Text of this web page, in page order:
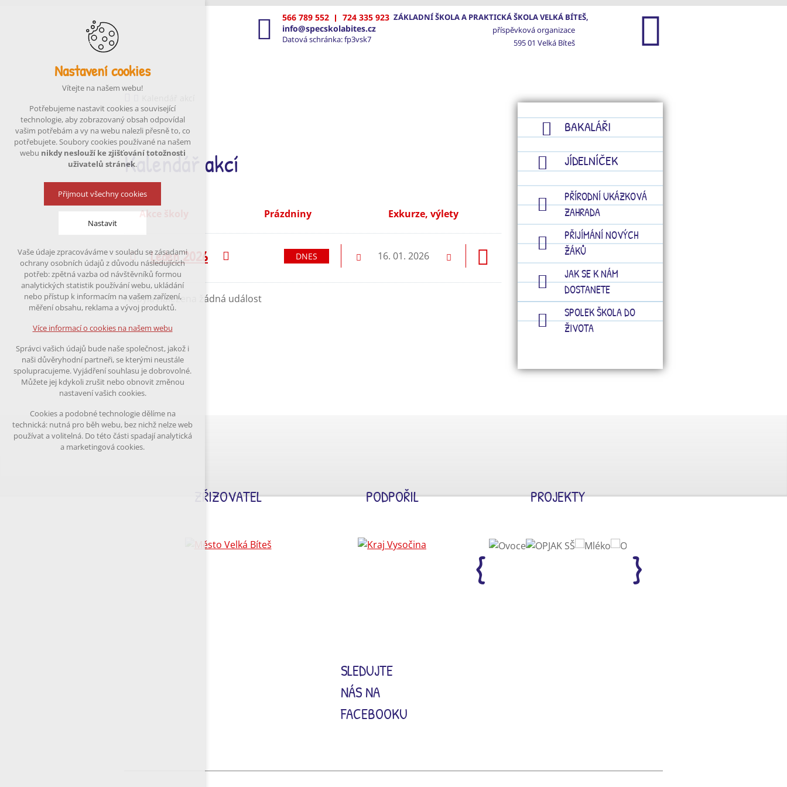
566 789 552
724 335 923
info@specskolabites.cz
Datová schránka: fp3vsk7
ZÁKLADNÍ ŠKOLA A PRAKTICKÁ ŠKOLA VELKÁ BÍTEŠ,
příspěvková organizace
595 01 Velká Bíteš
Kalendář akcí
Akce školy Prázdniny Exkurze, výlety
Předchozí
Leden 2026 DNES Předchozí
16. 01. 2026
Nebyla nalezena žádná událost
BAKALÁŘI
JÍDELNÍČEK
PŘÍRODNÍ UKÁZKOVÁ
ZAHRADA
PŘIJÍMÁNÍ NOVÝCH
ŽÁKŮ
JAK SE K NÁM
DOSTANETE
SPOLEK ŠKOLA DO
ŽIVOTA
ZŘIZOVATEL PODPOŘIL PROJEKTY
SLEDUJTE
NÁS NA
FACEBOOKU
Nastavení cookies
Vítejte na našem webu!
Potřebujeme nastavit cookies a související
technologie, aby zobrazovaný obsah odpovídal
vašim potřebám a vy na webu nalezli přesně to, co
potřebujete. Soubory cookies používané na našem
webu nikdy neslouží ke zjišťování totožnosti
uživatelů stránek.
Přijmout všechny cookies
Nastavit
Technická cookies
nutná pro provozování webu
udržení kontextu stránek (session):
případná přihlášení, volby jazyka, apod.
Volitelná cookies
analytická pro anonymizované vyhodnocení
návštěvnosti
marketingová cookies (Google)
Více informací o cookies na našem webu
Odmítnout vše
Vaše údaje zpracováváme v souladu se zásadami
ochrany osobních údajů z důvodu následujících
potřeb: zpětná vazba od návštěvníků formou
analytických statistik používání webu, ukládání
nebo přístup k informacím na vašem zařízení,
měření obsahu, reklama a vývoj produktů.
Více informací o cookies na našem webu
Správci vašich údajů bude naše společnost, jakož i
naši důvěryhodní partneři, se kterými neustále
spolupracujeme. Vyjádření souhlasu je dobrovolné.
Můžete jej kdykoli zrušit nebo obnovit změnou
nastavení vašich cookies.
Cookies a podobné technologie dělíme na
technická: nutná pro běh webu, bez nichž nelze web
používat a volitelná. Do této části spadají analytická
a marketingová cookies.